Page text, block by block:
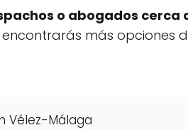
o abogados cerca
encontrarás más opciones
Vélez-Málaga